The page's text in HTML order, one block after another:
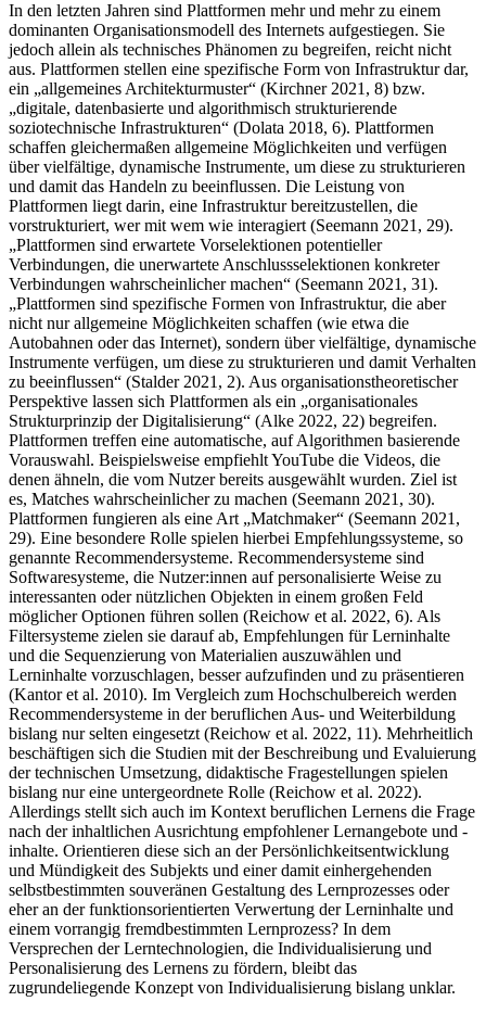
In den letzten Jahren sind Plattformen mehr und mehr zu einem
dominanten Organisationsmodell des Internets aufgestiegen. Sie
jedoch allein als technisches Phänomen zu begreifen, reicht nicht
aus. Plattformen stellen eine spezifische Form von Infrastruktur dar,
ein „allgemeines Architekturmuster“ (Kirchner 2021, 8) bzw.
„digitale, datenbasierte und algorithmisch strukturierende
soziotechnische Infrastrukturen“ (Dolata 2018, 6). Plattformen
schaffen gleichermaßen allgemeine Möglichkeiten und verfügen
über vielfältige, dynamische Instrumente, um diese zu strukturieren
und damit das Handeln zu beeinflussen. Die Leistung von
Plattformen liegt darin, eine Infrastruktur bereitzustellen, die
vorstrukturiert, wer mit wem wie interagiert (Seemann 2021, 29).
„Plattformen sind erwartete Vorselektionen potentieller
Verbindungen, die unerwartete Anschlussselektionen konkreter
Verbindungen wahrscheinlicher machen“ (Seemann 2021, 31).
„Plattformen sind spezifische Formen von Infrastruktur, die aber
nicht nur allgemeine Möglichkeiten schaffen (wie etwa die
Autobahnen oder das Internet), sondern über vielfältige, dynamische
Instrumente verfügen, um diese zu strukturieren und damit Verhalten
zu beeinflussen“ (Stalder 2021, 2). Aus organisationstheoretischer
Perspektive lassen sich Plattformen als ein „organisationales
Strukturprinzip der Digitalisierung“ (Alke 2022, 22) begreifen.
Plattformen treffen eine automatische, auf Algorithmen basierende
Vorauswahl. Beispielsweise empfiehlt YouTube die Videos, die
denen ähneln, die vom Nutzer bereits ausgewählt wurden. Ziel ist
es, Matches wahrscheinlicher zu machen (Seemann 2021, 30).
Plattformen fungieren als eine Art „Matchmaker“ (Seemann 2021,
29). Eine besondere Rolle spielen hierbei Empfehlungssysteme, so
genannte Recommendersysteme. Recommendersysteme sind
Softwaresysteme, die Nutzer:innen auf personalisierte Weise zu
interessanten oder nützlichen Objekten in einem großen Feld
möglicher Optionen führen sollen (Reichow et al. 2022, 6). Als
Filtersysteme zielen sie darauf ab, Empfehlungen für Lerninhalte
und die Sequenzierung von Materialien auszuwählen und
Lerninhalte vorzuschlagen, besser aufzufinden und zu präsentieren
(Kantor et al. 2010). Im Vergleich zum Hochschulbereich werden
Recommendersysteme in der beruflichen Aus- und Weiterbildung
bislang nur selten eingesetzt (Reichow et al. 2022, 11). Mehrheitlich
beschäftigen sich die Studien mit der Beschreibung und Evaluierung
der technischen Umsetzung, didaktische Fragestellungen spielen
bislang nur eine untergeordnete Rolle (Reichow et al. 2022).
Allerdings stellt sich auch im Kontext beruflichen Lernens die Frage
nach der inhaltlichen Ausrichtung empfohlener Lernangebote und -
inhalte. Orientieren diese sich an der Persönlichkeitsentwicklung
und Mündigkeit des Subjekts und einer damit einhergehenden
selbstbestimmten souveränen Gestaltung des Lernprozesses oder
eher an der funktionsorientierten Verwertung der Lerninhalte und
einem vorrangig fremdbestimmten Lernprozess? In dem
Versprechen der Lerntechnologien, die Individualisierung und
Personalisierung des Lernens zu fördern, bleibt das
zugrundeliegende Konzept von Individualisierung bislang unklar.